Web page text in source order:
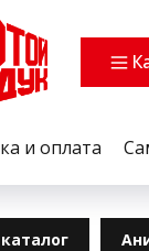
и оплата